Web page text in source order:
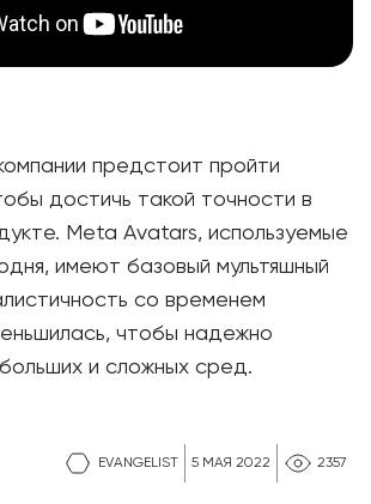
EVANGELIST 5 МАЯ 2022 2357
предстоит пройти
достичь такой точности в
Meta Avatars, используемые
имеют базовый мультяшный
со временем
чтобы надежно
и сложных сред.